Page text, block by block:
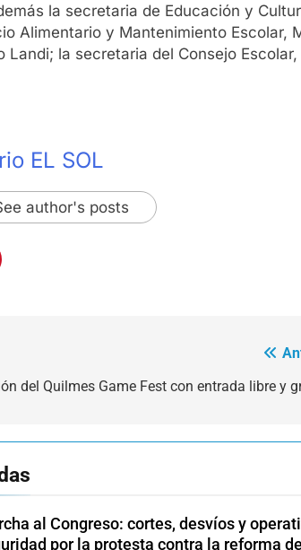
la secretaria de Educación y
Alimentario y Mantenimiento
Landi; la secretaria del Consejo
EL SOL
author's posts
del Quilmes Game Fest con entrada libre y
al Congreso: cortes, desvíos y
por la protesta contra la reforma